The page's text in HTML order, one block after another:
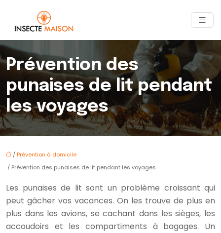
Prévention des
punaises de lit pendant
les voyages
/ Prévention à domicile
/ Prévention des punaises de lit pendant les voyages
Les punaises de lit sont un problème croissant qui
peut gâcher vos vacances. On les trouve de plus en
plus dans les avions, se cachant dans les sièges, les
accoudoirs et les compartiments à bagages. Un